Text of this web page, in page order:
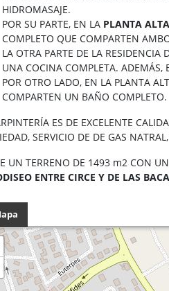
HIDROMASAJE.
POR SU PARTE, EN LA PLANTA ALTA
COMPLETO QUE COMPARTEN
LA OTRA PARTE DE LA RESIDENCIA
UNA COCINA COMPLETA.
POR OTRO LADO, EN LA PLANTA
COMPARTEN UN BAÑO COMPLETO.
ES DE EXCELENTE
SERVICIO DE DE GAS
UN TERRENO DE 1493 m2 CON
ENTRE CIRCE Y DE LAS